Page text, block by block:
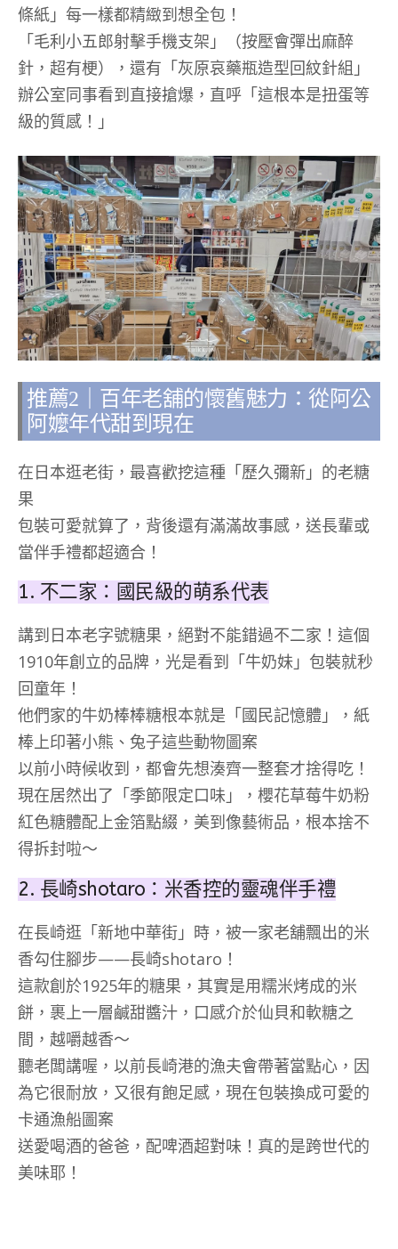
條紙」每一樣都精緻到想全包！
「毛利小五郎射擊手機支架」（按壓會彈出麻醉
針，超有梗），還有「灰原哀藥瓶造型回紋針組」
辦公室同事看到直接搶爆，直呼「這根本是扭蛋等
級的質感！」
推薦2｜百年老舖的懷舊魅力：從阿公
阿嬤年代甜到現在
在日本逛老街，最喜歡挖這種「歷久彌新」的老糖
果
包裝可愛就算了，背後還有滿滿故事感，送長輩或
當伴手禮都超適合！
1. 不二家：國民級的萌系代表
講到日本老字號糖果，絕對不能錯過不二家！這個
1910年創立的品牌，光是看到「牛奶妹」包裝就秒
回童年！
他們家的牛奶棒棒糖根本就是「國民記憶體」，紙
棒上印著小熊、兔子這些動物圖案
以前小時候收到，都會先想湊齊一整套才捨得吃！
現在居然出了「季節限定口味」，櫻花草莓牛奶粉
紅色糖體配上金箔點綴，美到像藝術品，根本捨不
得拆封啦～
2. 長崎shotaro：米香控的靈魂伴手禮
在長崎逛「新地中華街」時，被一家老舖飄出的米
香勾住腳步——長崎shotaro！
這款創於1925年的糖果，其實是用糯米烤成的米
餅，裹上一層鹹甜醬汁，口感介於仙貝和軟糖之
間，越嚼越香～
聽老闆講喔，以前長崎港的漁夫會帶著當點心，因
為它很耐放，又很有飽足感，現在包裝換成可愛的
卡通漁船圖案
送愛喝酒的爸爸，配啤酒超對味！真的是跨世代的
美味耶！